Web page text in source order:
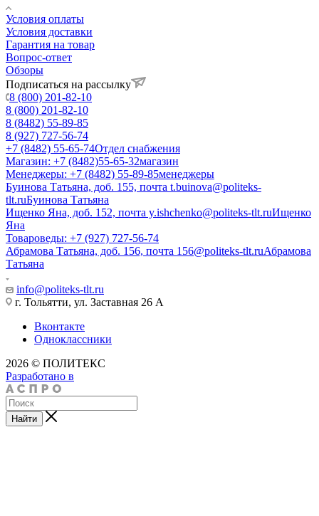
Условия оплаты
Условия доставки
Гарантия на товар
Вопрос-ответ
Обзоры
Подписаться на рассылку
8 (800) 201-82-10
8 (800) 201-82-10
8 (8482) 55-89-85
8 (927) 727-56-74
+7 (8482) 55-65-74Отдел снабжения
Магазин: +7 (8482)55-65-32магазин
Менеджеры: +7 (8482) 55-89-85менеджеры
Буинова Татьяна, доб. 155, почта t.buinova@politeks-
tlt.ruБуинова Татьяна
Ищенко Яна, доб. 152, почта y.ishchenko@politeks-tlt.ruИщенко
Яна
Товароведы: +7 (927) 727-56-74
Абрамова Татьяна, доб. 156, почта 156@politeks-tlt.ruАбрамова
Татьяна
info@politeks-tlt.ru
г. Тольятти, ул. Заставная 26 А
Вконтакте
Одноклассники
2026 © ПОЛИТЕКС
Разработано в
Найти